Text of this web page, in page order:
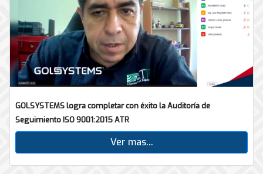
GOLSYSTEMS logra completar con éxito la Auditoría de
Seguimiento ISO 9001:2015 ATR
Ver mas...